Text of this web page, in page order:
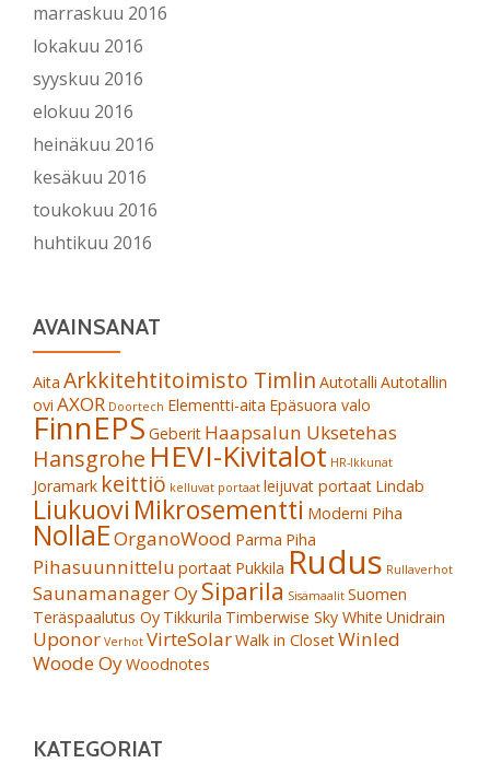
marraskuu 2016
lokakuu 2016
syyskuu 2016
elokuu 2016
heinäkuu 2016
kesäkuu 2016
toukokuu 2016
huhtikuu 2016
AVAINSANAT
Aita Arkkitehtitoimisto Timlin Autotalli Autotallin
ovi AXOR Doortech Elementti-aita Epäsuora valo
FinnEPS Geberit Haapsalun Uksetehas
Hansgrohe HEVI-Kivitalot HR-Ikkunat
Joramark keittiö kelluvat portaat leijuvat portaat Lindab
Liukuovi Mikrosementti Moderni Piha
NollaEOrganoWood Parma Piha
Pihasuunnittelu portaat Pukkila Rudus Rullaverhot
Saunamanager OySiparila Sisämaalit Suomen
Teräspaalutus Oy Tikkurila Timberwise Sky White Unidrain
Uponor Verhot VirteSolarWalk in ClosetWinled
Woode OyWoodnotes
KATEGORIAT